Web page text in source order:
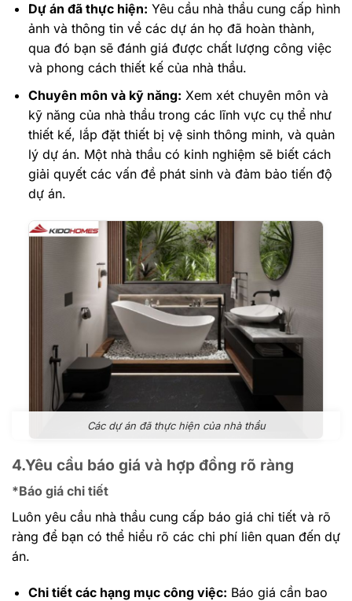
Dự án đã thực hiện: Yêu cầu nhà thầu cung cấp hình
ảnh và thông tin về các dự án họ đã hoàn thành,
qua đó bạn sẽ đánh giá được chất lượng công việc
và phong cách thiết kế của nhà thầu.
Chuyên môn và kỹ năng: Xem xét chuyên môn và
kỹ năng của nhà thầu trong các lĩnh vực cụ thể như
thiết kế, lắp đặt thiết bị vệ sinh thông minh, và quản
lý dự án. Một nhà thầu có kinh nghiệm sẽ biết cách
giải quyết các vấn đề phát sinh và đảm bảo tiến độ
dự án.
Các dự án đã thực hiện của nhà thầu
4.Yêu cầu báo giá và hợp đồng rõ ràng
*Báo giá chi tiết
Luôn yêu cầu nhà thầu cung cấp báo giá chi tiết và rõ
ràng để bạn có thể hiểu rõ các chi phí liên quan đến dự
án.
Chi tiết các hạng mục công việc: Báo giá cần bao